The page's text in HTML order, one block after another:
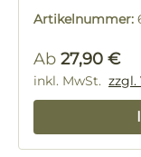
Artikelnummer:
Regulärer
Ab 27,90 €
inkl. MwSt. zzgl.